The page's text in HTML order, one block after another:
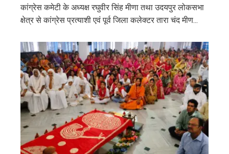
कांग्रेस कमेटी के अध्यक्ष रघुवीर सिंह मीणा तथा उदयपुर लोकसभा
क्षेत्र से कांग्रेस प्रत्याशी एवं पूर्व जिला कलेक्टर तारा चंद मीण...